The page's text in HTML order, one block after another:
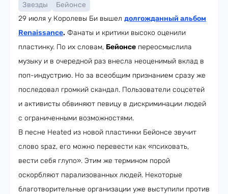
Звезды
Бейонсе
29 июля у Королевы Би вышел долгожданный альбом
Renaissance. Фанаты и критики высоко оценили
пластинку. По их словам, Бейонсе переосмыслила
музыку и в очередной раз внесла неоценимый вклад в
поп-индустрию. Но за всеобщим признанием сразу же
последовал громкий скандал. Пользователи соцсетей
и активисты обвиняют певицу в дискриминации людей
с ограниченными возможностями.
В песне Heated из новой пластинки Бейонсе звучит
слово spaz, его можно перевести как «психовать,
вести себя глупо». Этим же термином порой
оскорбляют парализованных людей. Некоторые
благотворительные организации уже выступили против